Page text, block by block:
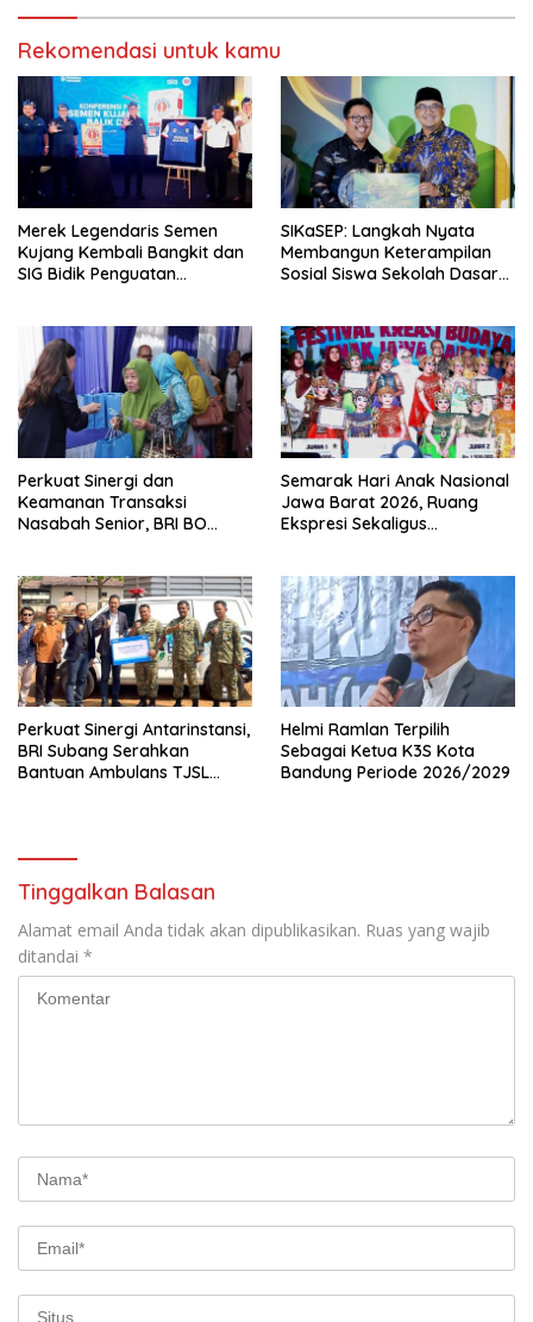
Rekomendasi untuk kamu
Merek Legendaris Semen
Kujang Kembali Bangkit dan
SIG Bidik Penguatan
SIKaSEP: Langkah Nyata
Membangun Keterampilan
Sosial Siswa Sekolah Dasar
Perkuat Sinergi dan
Keamanan Transaksi
Nasabah Senior, BRI BO
Semarak Hari Anak Nasional
Jawa Barat 2026, Ruang
Ekspresi Sekaligus
Perkuat Sinergi Antarinstansi,
BRI Subang Serahkan
Bantuan Ambulans TJSL
Helmi Ramlan Terpilih
Sebagai Ketua K3S Kota
Bandung Periode 2026/2029
Tinggalkan Balasan
Alamat email Anda tidak akan dipublikasikan. Ruas yang wajib
ditandai *